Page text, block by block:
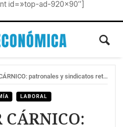
id=»top-ad-920×90″]
patronales y sindicatos retoman el diálogo
LABORAL
CÁRNICO: